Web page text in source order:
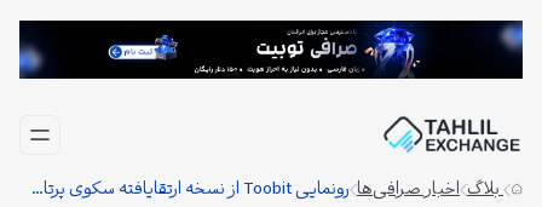
رفتن
بلاگ اخبار صرافی‌ها رونمایی Toobit از نسخه ارتقا‌یافته سکوی پرتاب با پیش‌ فروش انحصاری پروژه Idle Tribe Era (ITE)